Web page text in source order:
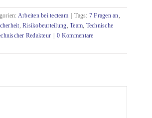
Arbeiten bei tecteam Tags: 7 Fragen an,
,Risikobeurteilung,Team, Technische
Redakteur
0 Kommentare